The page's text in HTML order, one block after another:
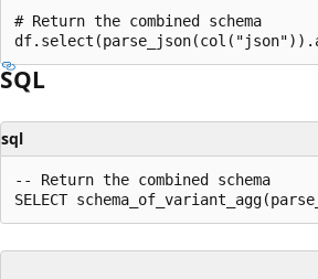
# Return the combined schema
SQL
sql
-- Return the combined schema